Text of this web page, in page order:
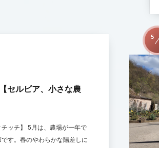
セルビア、小さな農
チッチ】 5月は、農場が一年で
す。春のやわらかな陽差しに
5